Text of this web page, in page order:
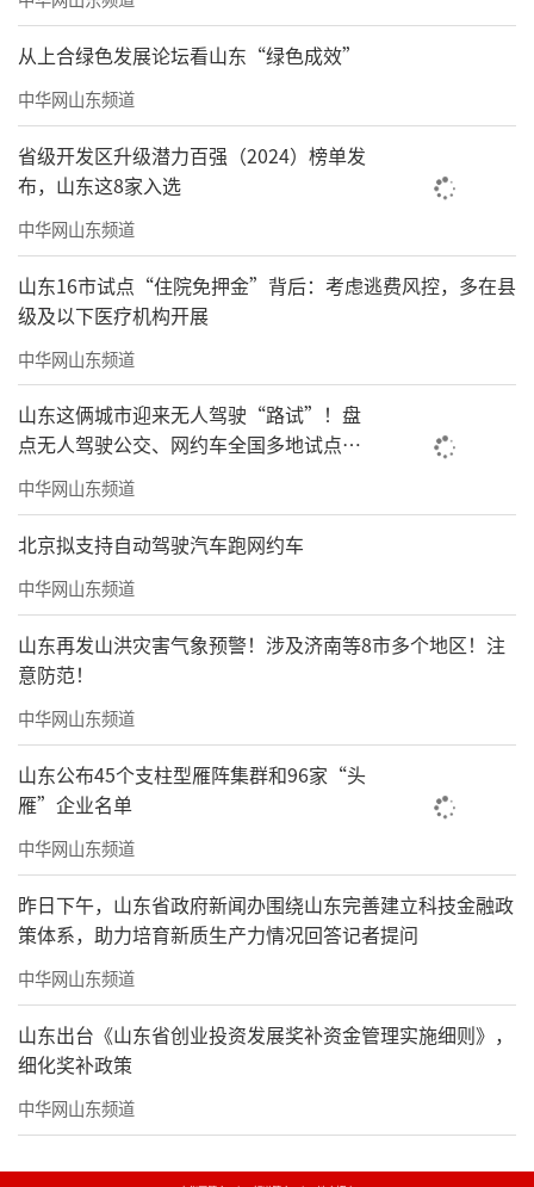
从上合绿色发展论坛看山东“绿色成效”
中华网山东频道
省级开发区升级潜力百强（2024）榜单发
布，山东这8家入选
中华网山东频道
山东16市试点“住院免押金”背后：考虑逃费风控，多在县
级及以下医疗机构开展
中华网山东频道
山东这俩城市迎来无人驾驶“路试”！盘
点无人驾驶公交、网约车全国多地试点之
路
中华网山东频道
北京拟支持自动驾驶汽车跑网约车
中华网山东频道
山东再发山洪灾害气象预警！涉及济南等8市多个地区！注
意防范！
中华网山东频道
山东公布45个支柱型雁阵集群和96家“头
雁”企业名单
中华网山东频道
昨日下午，山东省政府新闻办围绕山东完善建立科技金融政
策体系，助力培育新质生产力情况回答记者提问
中华网山东频道
山东出台《山东省创业投资发展奖补资金管理实施细则》，
细化奖补政策
中华网山东频道